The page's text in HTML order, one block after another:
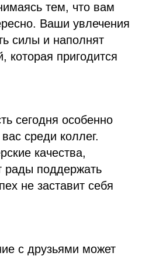
тем, что вам
Ваши увлечения
силы и наполнят
которая пригодится
сегодня особенно
среди коллег.
качества,
рады поддержать
не заставит себя
с друзьями может